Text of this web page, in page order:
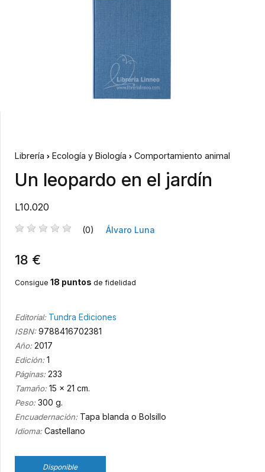
Librería Ecología y Biología Comportamiento animal
Un leopardo en el jardín
L10.020
(0) Álvaro Luna
18 €
Consigue 18 puntos de fidelidad
Editorial: Tundra Ediciones
ISBN:9788416702381
Año:2017
Edición:1
Páginas:233
Tamaño:15 x 21 cm.
Peso:300 g.
Encuadernación:Tapa blanda o Bolsillo
Idioma:Castellano
Disponible